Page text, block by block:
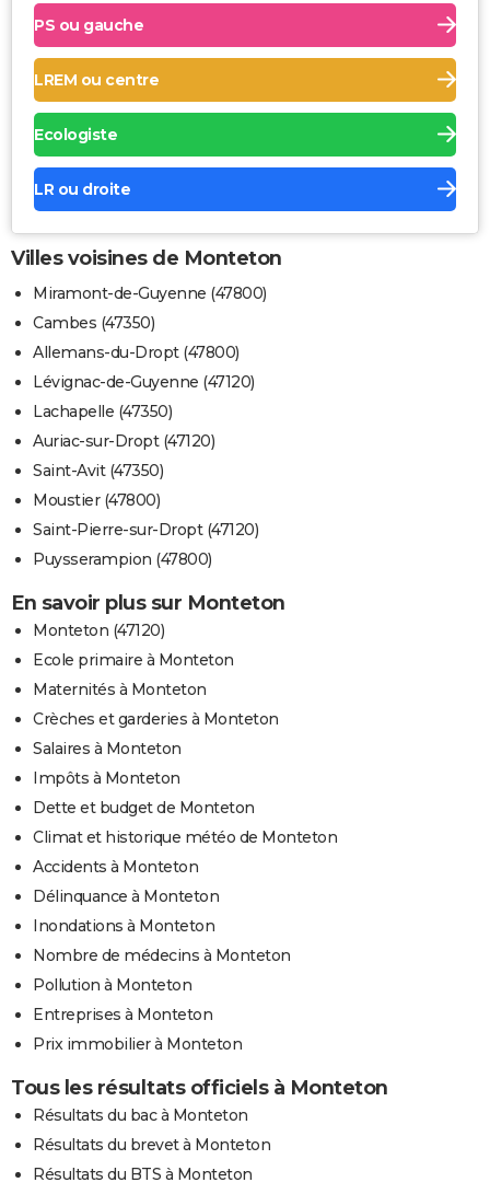
PS ou gauche
LREM ou centre
Ecologiste
LR ou droite
Villes voisines de Monteton
Miramont-de-Guyenne (47800)
Cambes (47350)
Allemans-du-Dropt (47800)
Lévignac-de-Guyenne (47120)
Lachapelle (47350)
Auriac-sur-Dropt (47120)
Saint-Avit (47350)
Moustier (47800)
Saint-Pierre-sur-Dropt (47120)
Puysserampion (47800)
En savoir plus sur Monteton
Monteton (47120)
Ecole primaire à Monteton
Maternités à Monteton
Crèches et garderies à Monteton
Salaires à Monteton
Impôts à Monteton
Dette et budget de Monteton
Climat et historique météo de Monteton
Accidents à Monteton
Délinquance à Monteton
Inondations à Monteton
Nombre de médecins à Monteton
Pollution à Monteton
Entreprises à Monteton
Prix immobilier à Monteton
Tous les résultats officiels à Monteton
Résultats du bac à Monteton
Résultats du brevet à Monteton
Résultats du BTS à Monteton